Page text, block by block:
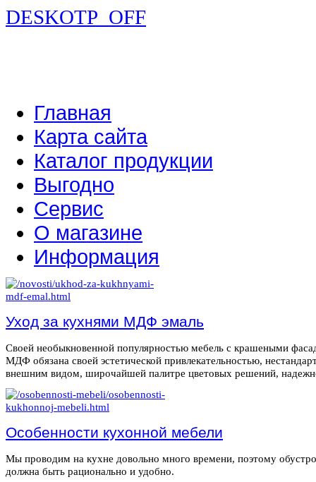
DESKOTP_OFF
Главная
Карта сайта
Каталог продукции
Выгодно
Сервис
О магазине
Информация
Уход за кухнями МДФ эмаль
Своей необыкновенной популярностью мебель с крашеными
МДФ обязана своей эстетической привлекательностью,
внешним видом, широчайшей палитре цветовых решений,
Особенности кухонной мебели
Мы проводим на кухне довольно много времени, поэтому
должна быть рационально и удобно.